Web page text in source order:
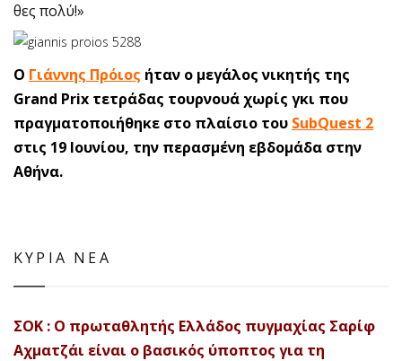
θες πολύ!»
Ο Γιάννης Πρόιος ήταν ο μεγάλος νικητής της
Grand Prix τετράδας τουρνουά χωρίς γκι που
πραγματοποιήθηκε στο πλαίσιο του SubQuest 2
στις 19 Ιουνίου, την περασμένη εβδομάδα στην
Αθήνα.
ΚΥΡΙΑ ΝΕΑ
ΣΟΚ : Ο πρωταθλητής Ελλάδος πυγμαχίας Σαρίφ
Αχματζάι είναι ο βασικός ύποπτος για τη